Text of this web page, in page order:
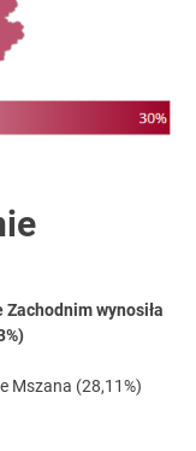
wynosiła
Mszana (28,11%)